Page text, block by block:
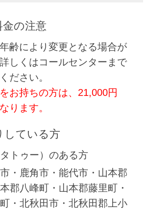
の注意
齢により変更となる場合が
しくはコールセンターまで
ださい。
お持ちの方は、21,000円
ります。
している方
トゥー）のある方
・鹿角市・能代市・山本郡
郡八峰町・山本郡藤里町・
・北秋田市・北秋田郡上小